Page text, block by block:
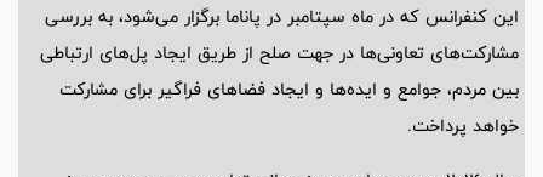
این کنفرانس که در ماه سپتامبر در پاناما برگزار می‌شود، به بررسی
مشارکت‌های تعاونی‌ها در جهت صلح از طریق ایجاد پل‌های ارتباطی
بین مردم، جوامع و ایده‌ها و ایجاد فضاهای فراگیر برای مشارکت
خواهد پرداخت.